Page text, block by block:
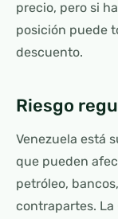
precio, pero si
posición puede
descuento.
Riesgo
Venezuela está
que pueden
petróleo,
contrapartes. La